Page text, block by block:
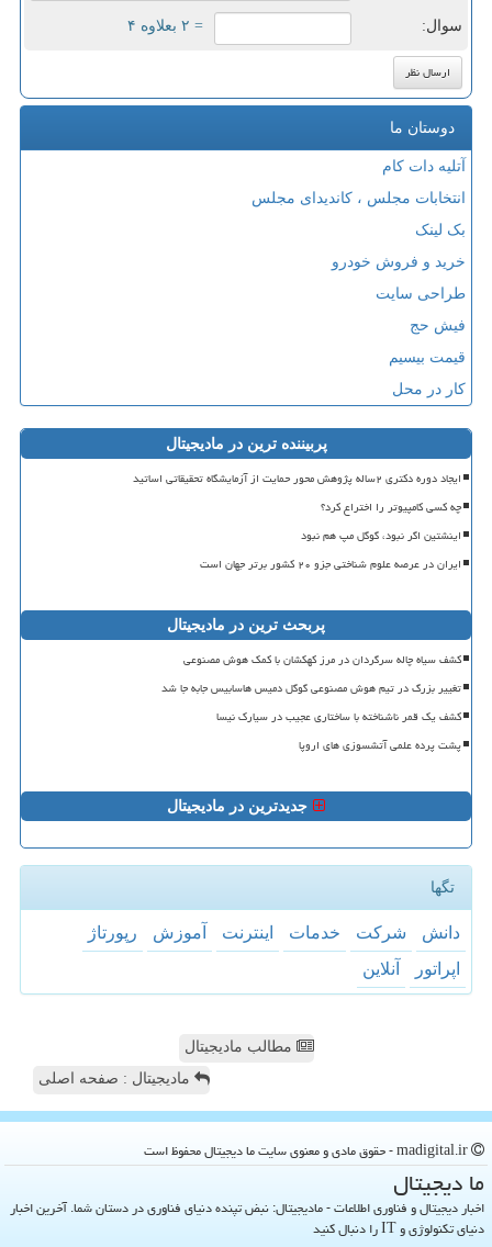
سوال: = ۲ بعلاوه ۴
دوستان ما
آتلیه دات کام
انتخابات مجلس ، کاندیدای مجلس
بک لینک
خرید و فروش خودرو
طراحی سایت
فیش حج
قیمت بیسیم
کار در محل
پربیننده ترین در مادیجیتال
ایجاد دوره دکتری ۲ساله پژوهش محور حمایت از آزمایشگاه تحقیقاتی اساتید
چه کسی کامپیوتر را اختراع کرد؟
اینشتین اگر نبود، گوگل مپ هم نبود
ایران در عرصه علوم شناختی جزو ۲۰ کشور برتر جهان است
پربحث ترین در مادیجیتال
کشف سیاه چاله سرگردان در مرز کهکشان با کمک هوش مصنوعی
تغییر بزرگ در تیم هوش مصنوعی گوگل دمیس هاسابیس جابه جا شد
کشف یک قمر ناشناخته با ساختاری عجیب در سیارک نیسا
پشت پرده علمی آتشسوزی های اروپا
جدیدترین در مادیجیتال
تگها
دانش شركت خدمات اینترنت آموزش
رپورتاژ
اپراتور
آنلاین
مطالب مادیجیتال
مادیجیتال : صفحه اصلی
ما دیجیتال
اخبار دیجیتال و فناوری اطلاعات - مادیجیتال: نبض تپنده دنیای فناوری در دستان شما. آخرین اخبار
دنیای تکنولوژی و IT را دنبال کنید